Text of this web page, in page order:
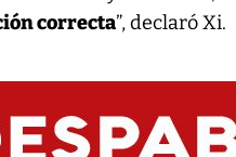
correcta”, declaró Xi.